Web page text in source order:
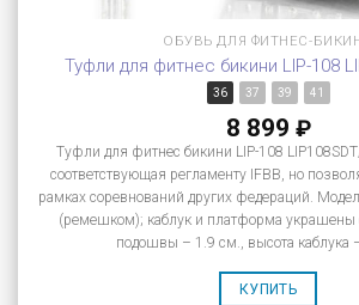
ОБУВЬ ДЛЯ ФИТНЕС-
Туфли для фитнес бикини LIP-108
36 37 39 41
8 899 ₽
Туфли для фитнес бикини LIP-108
соответствующая регламенту IFBB, но
рамках соревнований других федераций.
(ремешком); каблук и платформа украшены
подошвы – 1.9 см., высота каблука
КУПИТЬ